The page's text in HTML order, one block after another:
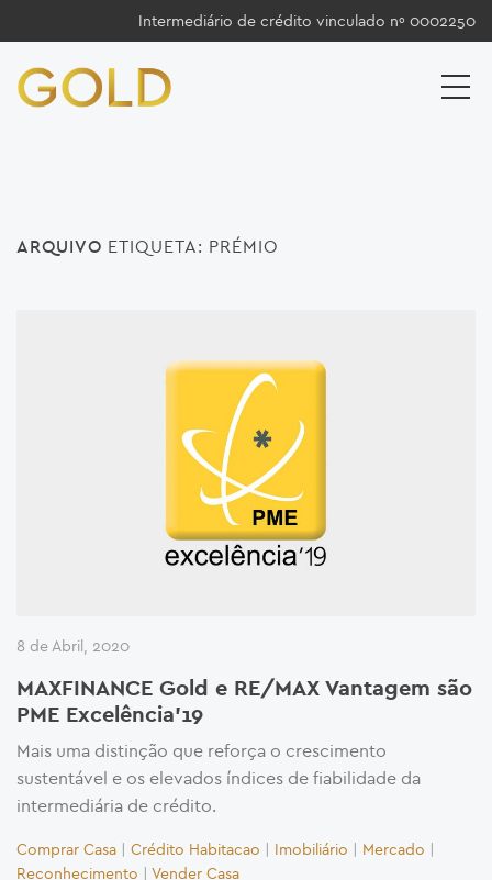
Intermediário de crédito vinculado nº 0002250
ARQUIVO ETIQUETA: PRÉMIO
8 de Abril, 2020
MAXFINANCE Gold e RE/MAX Vantagem são
PME Excelência’19
Mais uma distinção que reforça o crescimento
sustentável e os elevados índices de fiabilidade da
intermediária de crédito.
Comprar Casa | Crédito Habitacao | Imobiliário | Mercado |
Reconhecimento | Vender Casa